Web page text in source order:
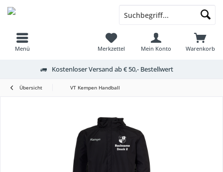
Menü Warenkorb
Merkzettel Mein Konto
Kostenloser Versand ab € 50,- Bestellwert
Übersicht VT Kempen Handball